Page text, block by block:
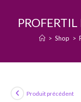
> Shop >
Produit précédent